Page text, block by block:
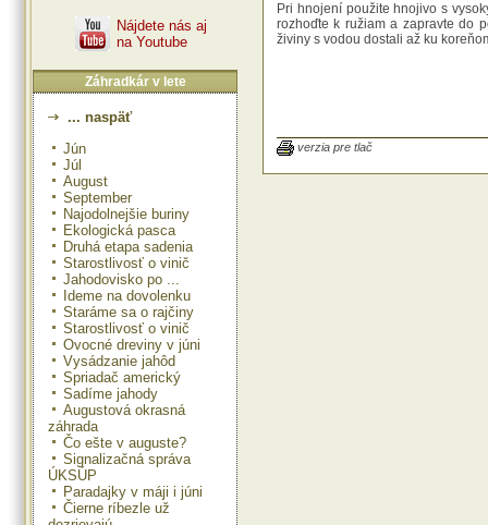
Nájdete nás aj
na Youtube
Záhradkár v lete
... naspäť
Jún
Júl
August
September
Najodolnejšie buriny
Ekologická pasca
Druhá etapa sadenia
Starostlivosť o vinič
Jahodovisko po ...
Ideme na dovolenku
Staráme sa o rajčiny
Starostlivosť o vinič
Ovocné dreviny v júni
Vysádzanie jahôd
Spriadač americký
Sadíme jahody
Augustová okrasná
záhrada
Čo ešte v auguste?
Signalizačná správa
ÚKSÚP
Paradajky v máji i júni
Čierne ríbezle už
Pri hnojení použite hnojivo s
rozhoďte k ružiam a zapravte do
živiny s vodou dostali až ku
verzia pre tlač